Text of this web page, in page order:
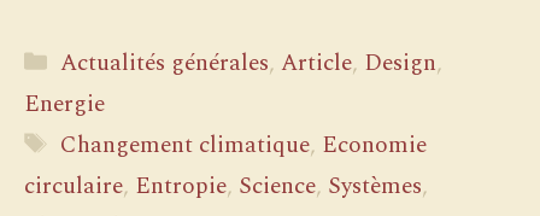
Catégories
Actualités générales,Article, Design,
Energie
Étiquettes
Changement climatique, Economie
circulaire, Entropie, Science, Systèmes,